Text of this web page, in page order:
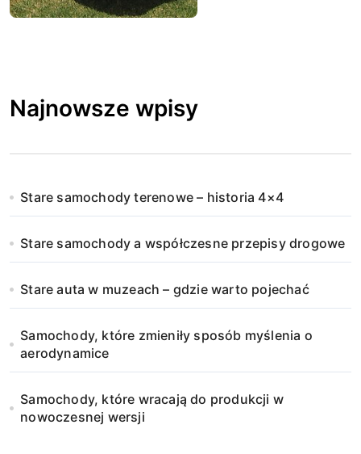
Najnowsze wpisy
Stare samochody terenowe – historia 4×4
Stare samochody a współczesne przepisy drogowe
Stare auta w muzeach – gdzie warto pojechać
Samochody, które zmieniły sposób myślenia o
aerodynamice
Samochody, które wracają do produkcji w
nowoczesnej wersji